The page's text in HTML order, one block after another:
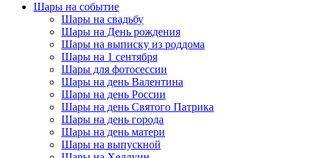
Шары на событие
Шары на свадьбу
Шары на День рождения
Шары на выписку из роддома
Шары на 1 сентября
Шары для фотосессии
Шары на день Валентина
Шары на день России
Шары на день Святого Патрика
Шары на день города
Шары на день матери
Шары на выпускной